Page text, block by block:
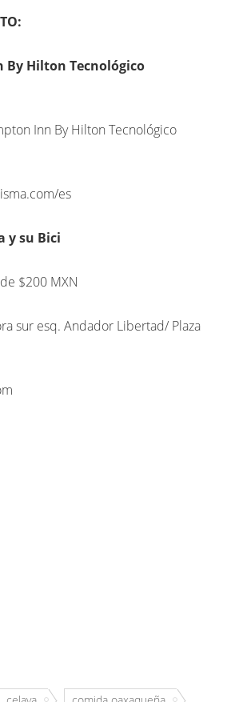
Hilton Tecnológico
Inn By Hilton Tecnológico
es
y su Bici
$200 MXN
sur esq. Andador Libertad/ Plaza